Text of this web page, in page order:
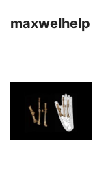
maxwelhelp